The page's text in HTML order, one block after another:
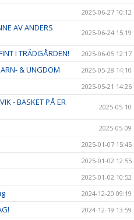
2025-06-27 10:12
AV ANDERS
2025-06-24 15:19
I TRÄDGÅRDEN! 2025-06-05 12:17
& UNGDOM 2025-05-28 14:10
2025-05-21 14:26
- BASKET PÅ ER
2025-05-10
2025-05-09
2025-01-07 15:45
2025-01-02 12:55
2025-01-02 10:52
2024-12-20 09:19
2024-12-19 13:59